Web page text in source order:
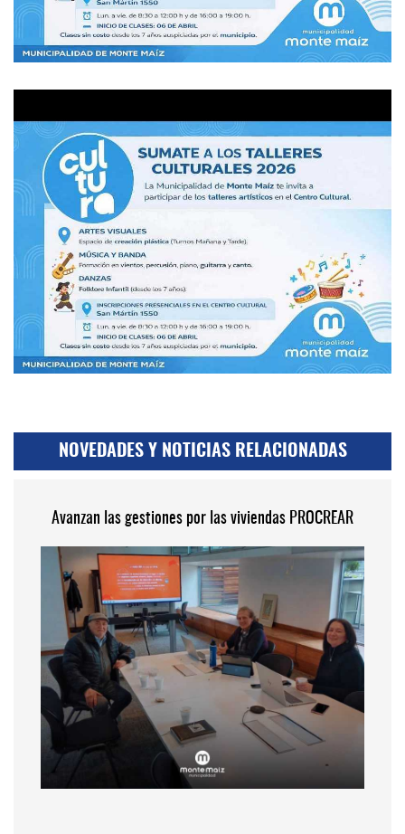
NOVEDADES Y NOTICIAS RELACIONADAS
Avanzan las gestiones por las viviendas PROCREAR